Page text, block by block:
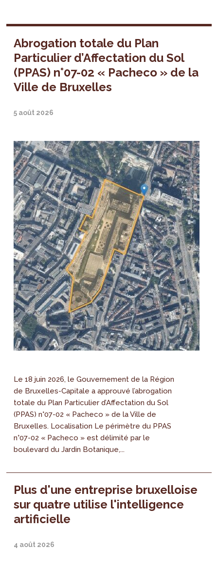
Abrogation totale du Plan
Particulier d’Affectation du Sol
(PPAS) n°07-02 « Pacheco » de la
Ville de Bruxelles
5 août 2026
Le 18 juin 2026, le Gouvernement de la Région
de Bruxelles-Capitale a approuvé l’abrogation
totale du Plan Particulier d’Affectation du Sol
(PPAS) n°07-02 « Pacheco » de la Ville de
Bruxelles. Localisation Le périmètre du PPAS
n°07-02 « Pacheco » est délimité par le
boulevard du Jardin Botanique,...
Plus d'une entreprise bruxelloise
sur quatre utilise l'intelligence
artificielle
4 août 2026